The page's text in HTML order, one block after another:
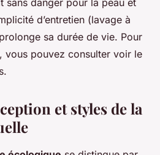
d’entretien (lavage à
sa durée de vie. Pour
vous pouvez consulter voir le
et styles de la